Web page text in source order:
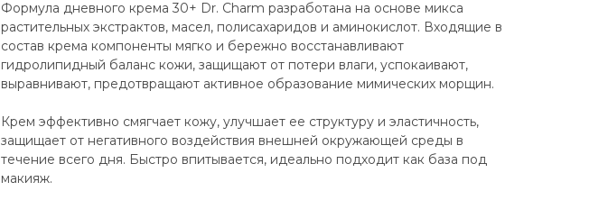
Формула дневного крема 30+ Dr. Charm разработана на основе микса
растительных экстрактов, масел, полисахаридов и аминокислот. Входящие в
состав крема компоненты мягко и бережно восстанавливают
гидролипидный баланс кожи, защищают от потери влаги, успокаивают,
выравнивают, предотвращают активное образование мимических морщин.
Крем эффективно смягчает кожу, улучшает ее структуру и эластичность,
защищает от негативного воздействия внешней окружающей среды в
течение всего дня. Быстро впитывается, идеально подходит как база под
макияж.